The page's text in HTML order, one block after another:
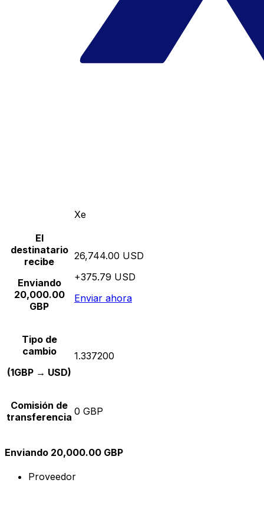
Xe
El
destinatario
recibe
Enviando
20,000.00
GBP
26,744.00 USD
+375.79 USD
Enviar ahora
Tipo de
cambio
(1GBP → USD)
1.337200
Comisión de
transferencia 0 GBP
Enviando 20,000.00 GBP
Proveedor